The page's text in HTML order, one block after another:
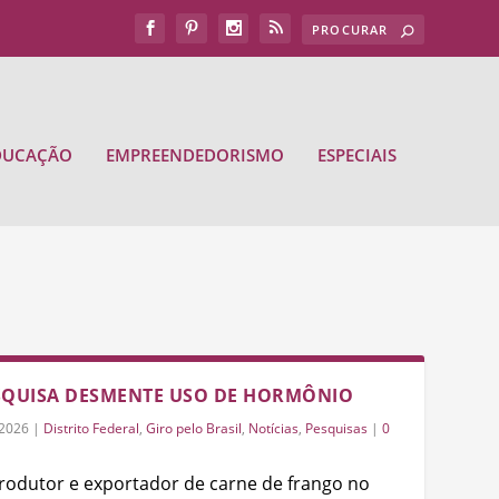
EMPREENDEDORISMO ESPECIAIS
DESMENTE USO DE HORMÔNIO
| Distrito Federal, Giro pelo Brasil, Notícias, Pesquisas | 0
e exportador de carne de frango no